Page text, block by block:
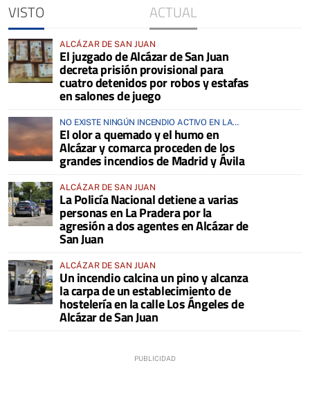
VISTO ACTUAL
ALCÁZAR DE SAN JUAN
El juzgado de Alcázar de San Juan
decreta prisión provisional para
cuatro detenidos por robos y estafas
en salones de juego
NO EXISTE NINGÚN INCENDIO ACTIVO EN LA
COMARCA
El olor a quemado y el humo en
Alcázar y comarca proceden de los
grandes incendios de Madrid y Ávila
ALCÁZAR DE SAN JUAN
La Policía Nacional detiene a varias
personas en La Pradera por la
agresión a dos agentes en Alcázar de
San Juan
ALCÁZAR DE SAN JUAN
Un incendio calcina un pino y alcanza
la carpa de un establecimiento de
hostelería en la calle Los Ángeles de
Alcázar de San Juan